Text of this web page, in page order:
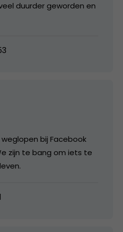
duurder geworden en
bij Facebook
zijn te bang om iets te